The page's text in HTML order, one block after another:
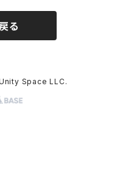
る
Space LLC.